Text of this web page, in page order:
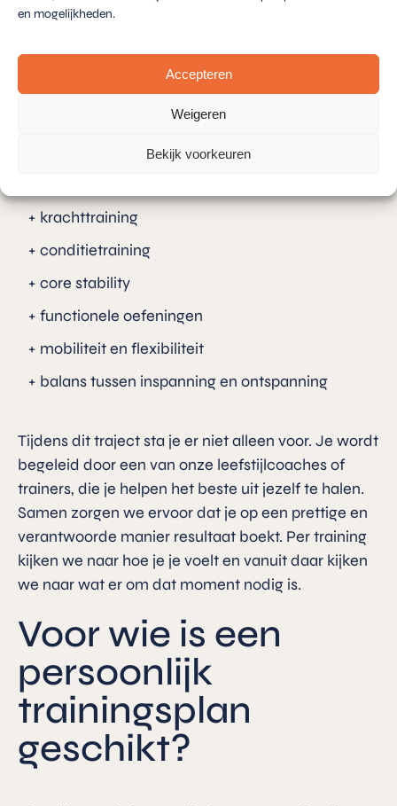
en mogelijkheden.
Accepteren
Weigeren
Bekijk voorkeuren
Bij ons start jouw traject altijd met een
kennismaking. We nemen de tijd om jouw doelen,
brengen. Samen stellen we vervolgens een
persoonlijk plan op dat bij je past. Denk
krachttraining
conditietraining
core stability
functionele oefeningen
mobiliteit en flexibiliteit
balans tussen inspanning en ontspanning
Tijdens dit traject sta je er niet alleen voor. Je wordt
begeleid door een van onze leefstijlcoaches of
trainers, die je helpen het beste uit jezelf te halen.
Samen zorgen we ervoor dat je op een prettige en
verantwoorde manier resultaat boekt. Per training
kijken we naar hoe je je voelt en vanuit daar kijken
we naar wat er om dat moment nodig is.
Voor wie is een
persoonlijk
trainingsplan
geschikt?